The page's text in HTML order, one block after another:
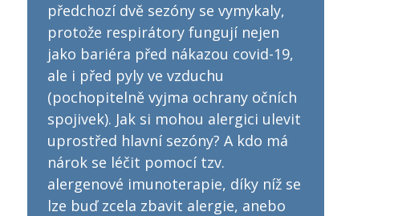
předchozí dvě sezóny se vymykaly,
protože respirátory fungují nejen
jako bariéra před nákazou covid-19,
ale i před pyly ve vzduchu
(pochopitelně vyjma ochrany očních
spojivek). Jak si mohou alergici ulevit
uprostřed hlavní sezóny? A kdo má
nárok se léčit pomocí tzv.
alergenové imunoterapie, díky níž se
lze buď zcela zbavit alergie, anebo